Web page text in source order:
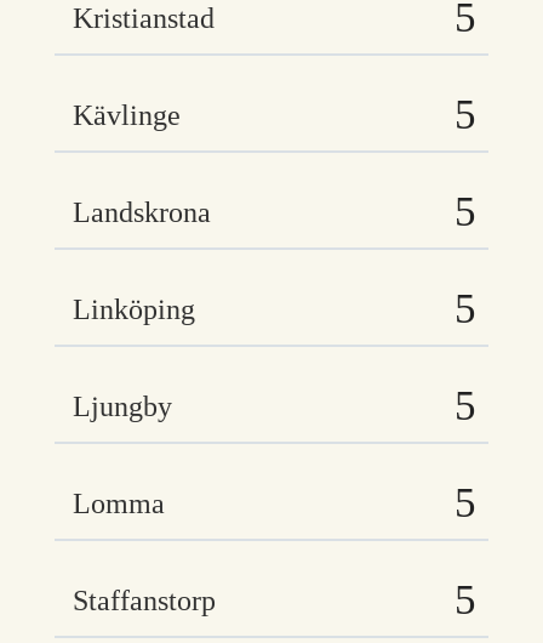
Kristianstad
Kävlinge
Landskrona
Linköping
Ljungby
Lomma
Staffanstorp